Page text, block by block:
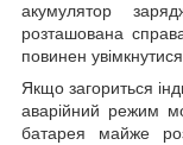
акумулятор
розташована
повинен увімкнутися.
Якщо загориться
аварійний режим
батарея майже